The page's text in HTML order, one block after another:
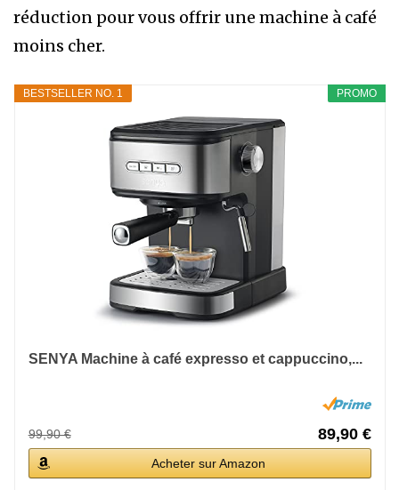
réduction pour vous offrir une machine à café
moins cher.
PROMO
BESTSELLER NO. 1
SENYA Machine à café expresso et cappuccino,...
99,90 € 89,90 €
Acheter sur Amazon